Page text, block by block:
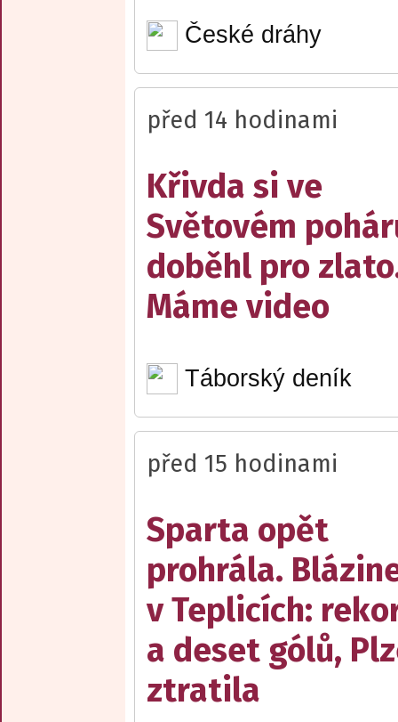
České dráhy
před 14 hodinami
Křivda si ve
Světovém
doběhl pro
Máme video
Táborský deník
před 15 hodinami
Sparta opět
prohrála.
v Teplicích:
a deset gólů,
ztratila